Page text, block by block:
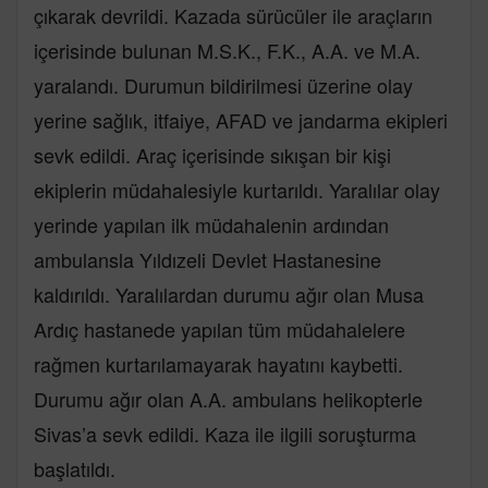
çıkarak devrildi. Kazada sürücüler ile araçların
içerisinde bulunan M.S.K., F.K., A.A. ve M.A.
yaralandı. Durumun bildirilmesi üzerine olay
yerine sağlık, itfaiye, AFAD ve jandarma ekipleri
sevk edildi. Araç içerisinde sıkışan bir kişi
ekiplerin müdahalesiyle kurtarıldı. Yaralılar olay
yerinde yapılan ilk müdahalenin ardından
ambulansla Yıldızeli Devlet Hastanesine
kaldırıldı. Yaralılardan durumu ağır olan Musa
Ardıç hastanede yapılan tüm müdahalelere
rağmen kurtarılamayarak hayatını kaybetti.
Durumu ağır olan A.A. ambulans helikopterle
Sivas’a sevk edildi. Kaza ile ilgili soruşturma
başlatıldı.